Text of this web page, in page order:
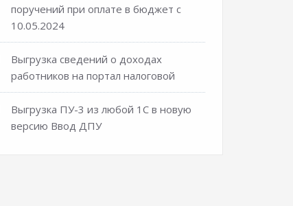
поручений при оплате в бюджет с
10.05.2024
Выгрузка сведений о доходах
работников на портал налоговой
Выгрузка ПУ-3 из любой 1С в новую
версию Ввод ДПУ